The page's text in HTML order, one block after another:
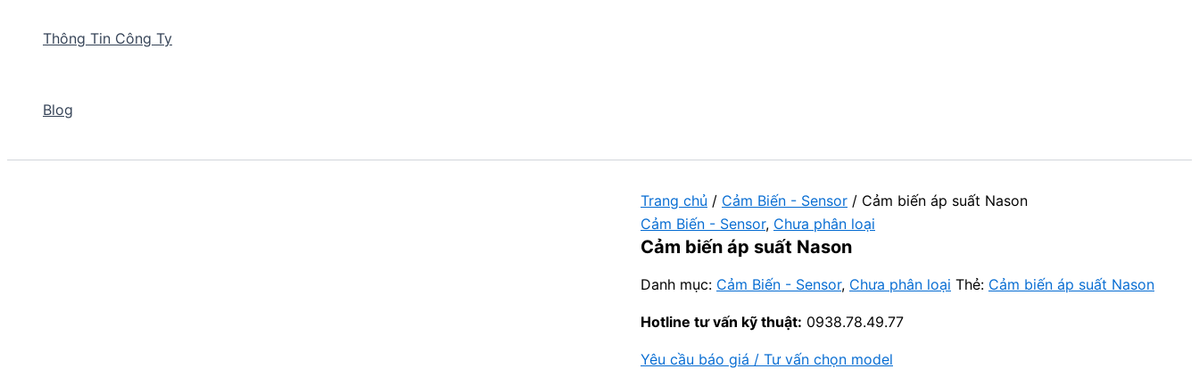
Thông Tin Công Ty
Blog
Trang chủ / Cảm Biến - Sensor / Cảm biến áp suất Nason
Cảm Biến - Sensor, Chưa phân loại
Cảm biến áp suất Nason
Danh mục: Cảm Biến - Sensor, Chưa phân loại Thẻ: Cảm biến áp suất Nason
Hotline tư vấn kỹ thuật: 0938.78.49.77
Yêu cầu báo giá / Tư vấn chọn model